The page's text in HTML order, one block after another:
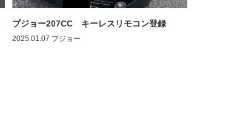
プジョー207CC キーレスリモコン登録
2025.01.07 プジョー